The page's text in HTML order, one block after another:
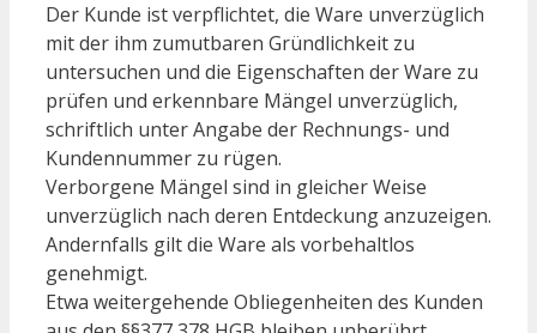
Der Kunde ist verpflichtet, die Ware unverzüglich
mit der ihm zumutbaren Gründlichkeit zu
untersuchen und die Eigenschaften der Ware zu
prüfen und erkennbare Mängel unverzüglich,
schriftlich unter Angabe der Rechnungs- und
Kundennummer zu rügen.
Verborgene Mängel sind in gleicher Weise
unverzüglich nach deren Entdeckung anzuzeigen.
Andernfalls gilt die Ware als vorbehaltlos
genehmigt.
Etwa weitergehende Obliegenheiten des Kunden